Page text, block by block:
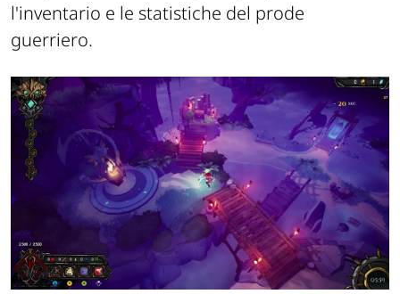
l'inventario e le statistiche del prode
guerriero.